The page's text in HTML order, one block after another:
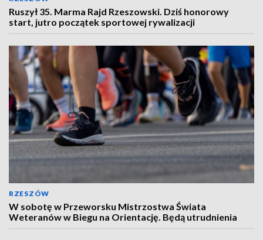
Ruszył 35. Marma Rajd Rzeszowski. Dziś honorowy
start, jutro początek sportowej rywalizacji
RZESZÓW
W sobotę w Przeworsku Mistrzostwa Świata
Weteranów w Biegu na Orientację. Będą utrudnienia